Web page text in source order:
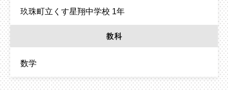
玖珠町立くす星翔中学校 1年
教科
数学